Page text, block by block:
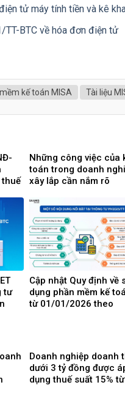
tử máy tính tiền và kê
BTC về hóa đơn điện tử
kế toán MISA Tài liệu
thuế
Những công việc của
toán trong doanh
xây lắp cần nắm rõ
tư
Cập nhật Quy định về
dụng phần mềm kế
từ 01/01/2026 theo
Doanh nghiệp doanh
dưới 3 tỷ đồng được
dụng thuế suất 15% từ